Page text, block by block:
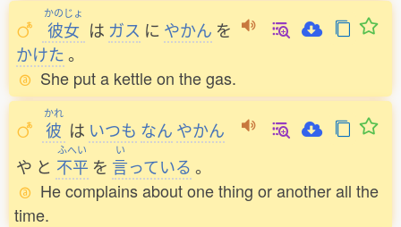
かのじょ
彼女 は ガス に やかん を
かけた 。
She put a kettle on the gas.
かれ
彼 は いつも なん やかん
や と
ふへい
不平 を
い
言っている 。
He complains about one thing or another all the
time.